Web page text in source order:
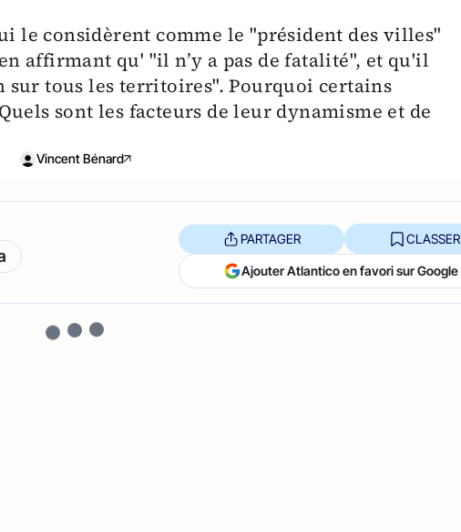
le considèrent comme le "président des villes"
affirmant qu' "il n’y a pas de fatalité", et qu'il
tous les territoires". Pourquoi certains
sont les facteurs de leur dynamisme et de
Vincent Bénard
PARTAGER CLASSER
Ajouter Atlantico en favori sur Google